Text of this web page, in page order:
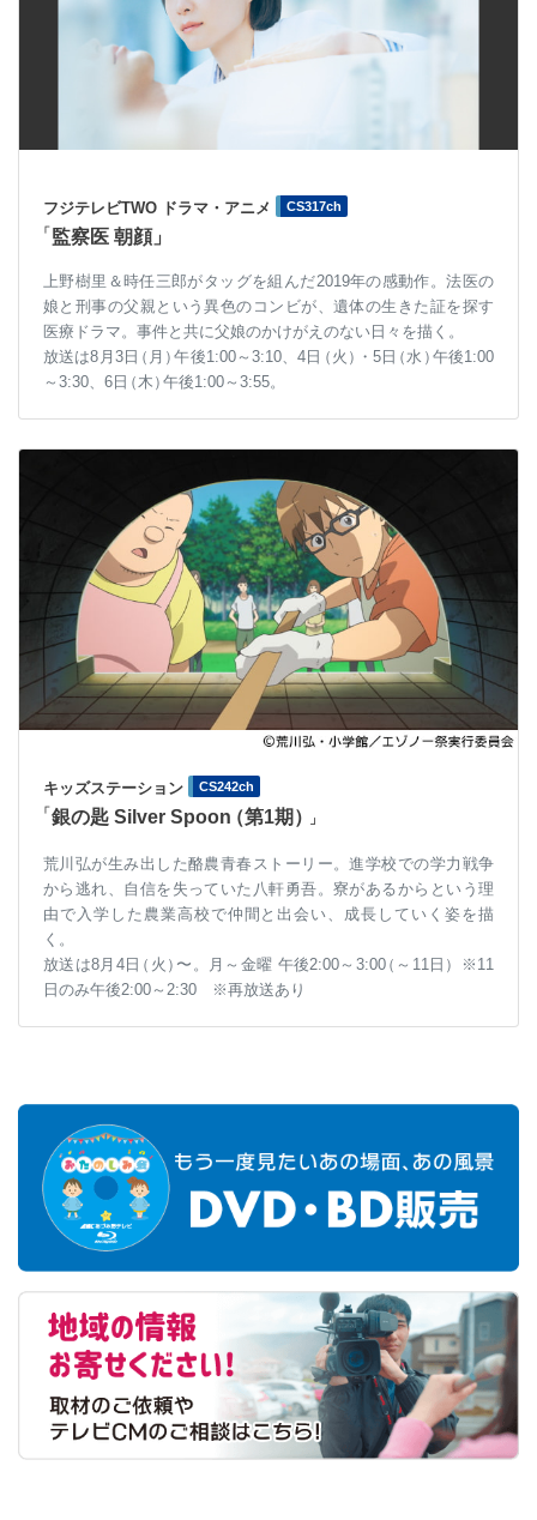
フジテレビTWO ドラマ・アニメ
CS317ch
「監察医 朝顔」
上野樹里＆時任三郎がタッグを組んだ2019年の感動作。法医の
娘と刑事の父親という異色のコンビが、遺体の生きた証を探す
医療ドラマ。事件と共に父娘のかけがえのない日々を描く。
放送は8月3日（月 ）午後1:00～3:10、4日（火 ） ・5日（水 ） 午後1:00
～3:30、6日（木 ） 午後1:00～3:55。
キッズステーション
CS242ch
「銀の匙 Silver Spoon（第1期 ） 」
荒川弘が生み出した酪農青春ストーリー。進学校での学力戦争
から逃れ、自信を失っていた八軒勇吾。寮があるからという理
由で入学した農業高校で仲間と出会い、成長していく姿を描
く。
放送は8月4日（火 ） 〜。月～金曜 午後2:00～3:00（～11日）※11
日のみ午後2:00～2:30 ※再放送あり